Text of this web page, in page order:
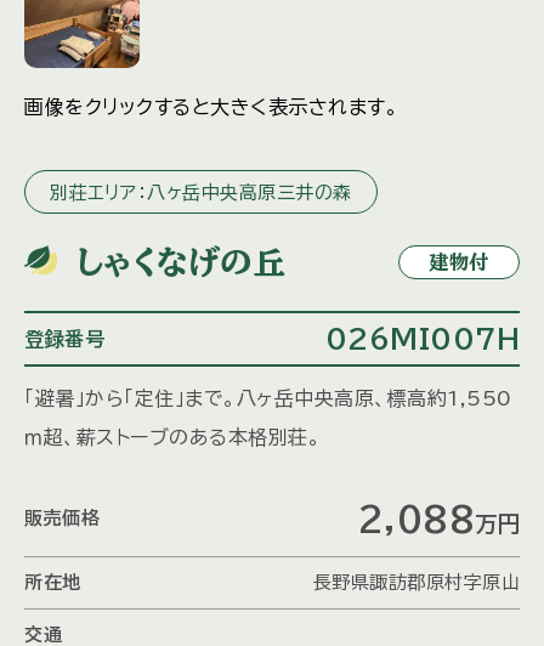
画像をクリックすると大きく表示されます。
別荘エリア：八ヶ岳中央高原三井の森
しゃくなげの丘 建物付
登録番号 026MI007H
「避暑」から「定住」まで。八ヶ岳中央高原、標高約1,550
ｍ超、薪ストーブのある本格別荘。
販売価格 2,088万円
所在地 長野県諏訪郡原村字原山
交通